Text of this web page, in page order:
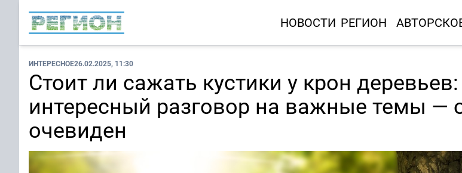
НОВОСТИ РЕГИОН
ИНТЕРЕСНОЕ26.02.2025, 11:30
Стоит ли сажать кустики у крон деревьев:
интересный разговор на важные темы —
очевиден